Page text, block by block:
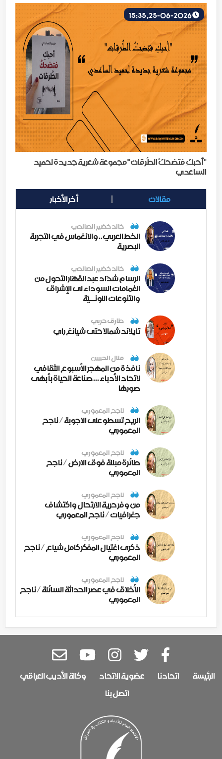
"أحبكِ فتضحكُ الطُرقات" مجموعة شعرية جديدة لحميد
الساعدي
مقالات أخر الأخبار
خالد خضير الصالحي
الخط العربي.. والانغماس في التجربة
البصرية
خالد خضير الصالحي
الرسام شدّاد عبد القهّار التحول من
الغمامات السوداء لى الإشراق
والتنوعات اللونــيّة
طارق حربي
تايلاند شمالا حتى شيانغ راي
منال الحسن
نافذة من المهجر الأسبوع الثقافي
لاتحاد الأدباء ... صناعة الحياة بأبهى
صورها
ناجح المعموري
الريح تسطو على الاجوبة / ناجح
المعموري
ناجح المعموري
طائرة مبللة فوق الارض / ناجح
المعموري
ناجح المعموري
من وفر حرية الارتحال واكتشاف
جغرافيات / ناجح المعموري
ناجح المعموري
ذكرى اغتيال المفكر كامل شياع / ناجح
المعموري
ناجح المعموري
الأخلاق في عصر الحداثة السائلة / ناجح
المعموري
الرئيسة اتحادنا عضوية الاتحاد
وكالة الأديب العراقي
اتصل بنا